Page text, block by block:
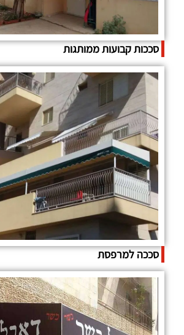
סככות קבועות ממותגות
סככה למרפסת